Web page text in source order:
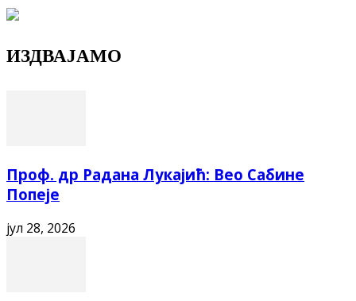
ИЗДВАЈАМО
Проф. др Радана Лукајић: Вео Сабине
Попеје
јул 28, 2026